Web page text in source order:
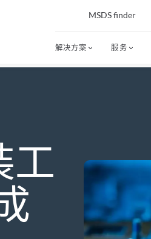
MSDS finder
解决方案 服务
工